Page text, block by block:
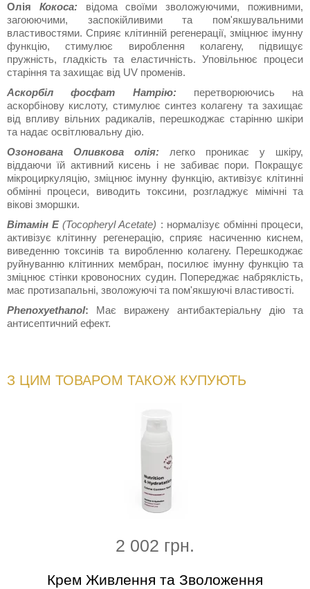
Олія Кокоса: відома своїми зволожуючими, поживними,
загоюючими, заспокійливими та пом'якшувальними
властивостями. Сприяє клітинній регенерації, зміцнює імунну
функцію, стимулює вироблення колагену, підвищує
пружність, гладкість та еластичність. Уповільнює процеси
старіння та захищає від UV променів.
Аскорбіл фосфат Натрію: перетворюючись на
аскорбінову кислоту, стимулює синтез колагену та захищає
від впливу вільних радикалів, перешкоджає старінню шкіри
та надає освітлювальну дію.
Озонована Оливкова олія: легко проникає у шкіру,
віддаючи їй активний кисень і не забиває пори. Покращує
мікроциркуляцію, зміцнює імунну функцію, активізує клітинні
обмінні процеси, виводить токсини, розгладжує мімічні та
вікові зморшки.
Вітамін Е(Tocopheryl Acetate) : нормалізує обмінні процеси,
активізує клітинну регенерацію, сприяє насиченню киснем,
виведенню токсинів та виробленню колагену. Перешкоджає
руйнуванню клітинних мембран, посилює імунну функцію та
зміцнює стінки кровоносних судин. Попереджає набряклість,
має протизапальні, зволожуючі та пом'якшуючі властивості.
Phenoxyethanol: Має виражену антибактеріальну дію та
антисептичний ефект.
З ЦИМ ТОВАРОМ ТАКОЖ КУПУЮТЬ
2 002 грн.
Крем Живлення та Зволоження